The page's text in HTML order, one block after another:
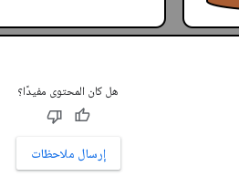
هل كان المحتوى مفيدًا؟
إرسال ملاحظات